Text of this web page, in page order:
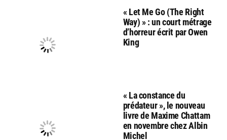
« Let Me Go (The Right
Way) » : un court métrage
d’horreur écrit par Owen
King
« La constance du
prédateur », le nouveau
livre de Maxime Chattam
en novembre chez Albin
Michel